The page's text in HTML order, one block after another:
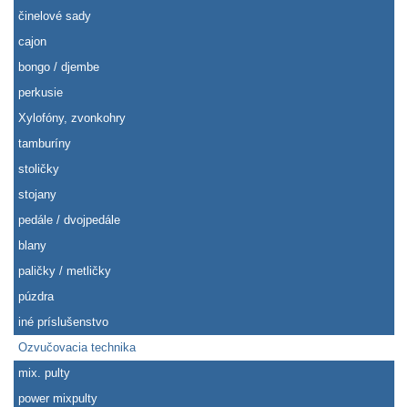
činelové sady
cajon
bongo / djembe
perkusie
Xylofóny, zvonkohry
tamburíny
stoličky
stojany
pedále / dvojpedále
blany
paličky / metličky
púzdra
iné príslušenstvo
Ozvučovacia technika
mix. pulty
power mixpulty